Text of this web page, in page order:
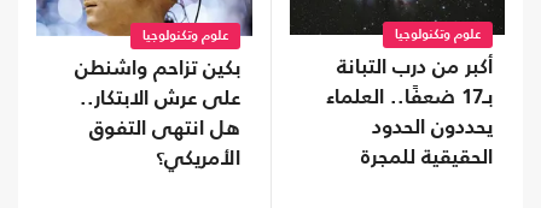
علوم وتكنولوجيا
أكبر من درب التبانة
بـ17 ضعفًا.. العلماء
يحددون الحدود
الحقيقية للمجرة
علوم وتكنولوجيا
بكين تزاحم واشنطن
على عرش الابتكار..
هل انتهى التفوق
الأمريكي؟